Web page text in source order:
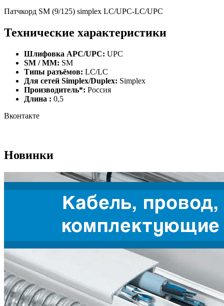
Патчкорд SM (9/125) simplex LC/UPC-LC/UPC
Технические характеристики
Шлифовка APC/UPC: UPC
SM / MM: SM
Типы разъёмов: LC/LC
Для сетей Simplex/Duplex: Simplex
Производитель*: Россия
Длина : 0,5
Вконтакте
Новинки